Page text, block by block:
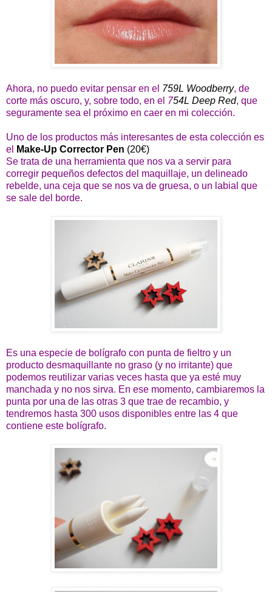
Ahora, no puedo evitar pensar en el 759L Woodberry, de
corte más oscuro, y, sobre todo, en el 754L Deep Red, que
seguramente sea el próximo en caer en mi colección.
Uno de los productos más interesantes de esta colección es
el
Make-Up Corrector Pen (20€)
Se trata de una herramienta que nos va a servir para
corregir pequeños defectos del maquillaje, un delineado
rebelde, una ceja que se nos va de gruesa, o un labial que
se sale del borde.
Es una especie de bolígrafo con punta de fieltro y un
producto desmaquillante no graso (y no irritante) que
podemos reutilizar varias veces hasta que ya esté muy
manchada y no nos sirva. En ese momento, cambiaremos la
punta por una de las otras 3 que trae de recambio, y
tendremos hasta 300 usos disponibles entre las 4 que
contiene este bolígrafo.